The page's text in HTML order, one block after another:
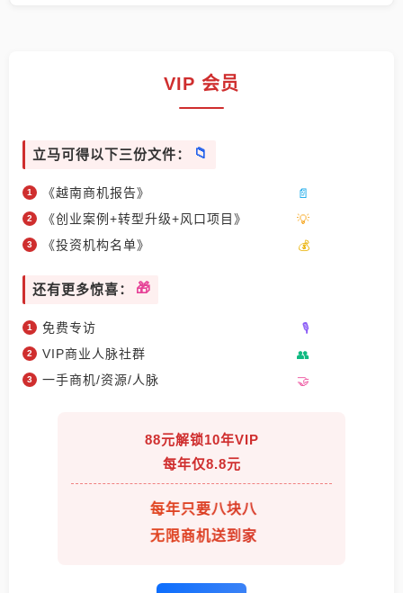
VIP 会员
立马可得以下三份文件：
《越南商机报告》
《创业案例+转型升级+风口项目》
《投资机构名单》
还有更多惊喜：
免费专访
VIP商业人脉社群
一手商机/资源/人脉
88元解锁10年VIP
每年仅8.8元
每年只要八块八
无限商机送到家